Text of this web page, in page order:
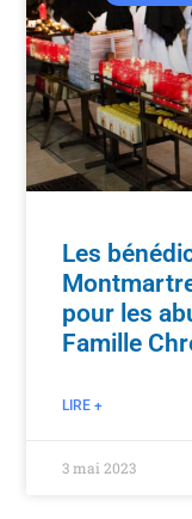
Les
pour les
Famille
LIRE +
3 mai 2023